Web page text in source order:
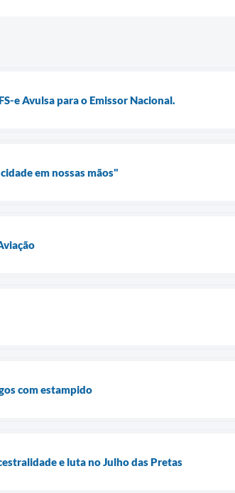
e Avulsa para o Emissor Nacional.
em nossas mãos"
com estampido
e luta no Julho das Pretas